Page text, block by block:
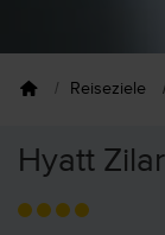
Reiseziele
Hyatt